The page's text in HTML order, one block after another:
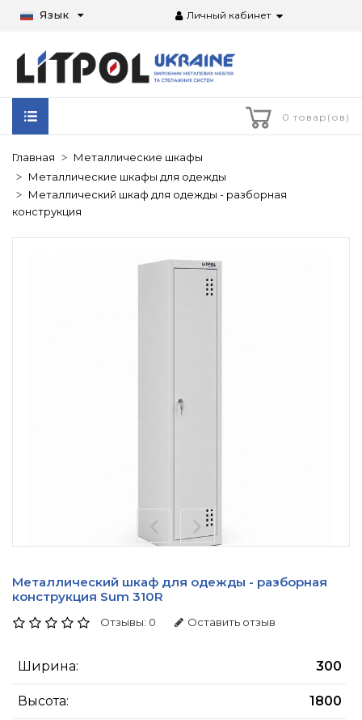
Язык Личный кабинет
0 товар(ов)
Главная
Металлические шкафы
Металлические шкафы для одежды
Металлический шкаф для одежды - разборная
конструкция
Металлический шкаф для одежды - разборная
конструкция Sum 310R
Отзывы: 0 Оставить отзыв
Ширина: 300
Высота: 1800